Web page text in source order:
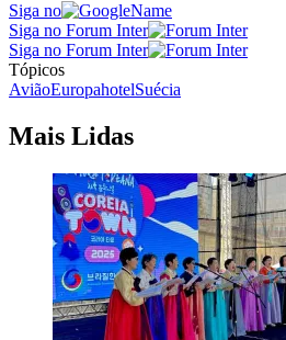
Siga no
Siga no Forum Inter
Siga no Forum Inter
Tópicos
AviãoEuropahotelSuécia
Mais Lidas